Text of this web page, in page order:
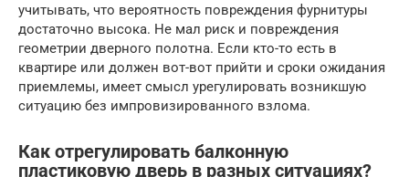
учитывать, что вероятность повреждения фурнитуры
достаточно высока. Не мал риск и повреждения
геометрии дверного полотна. Если кто-то есть в
квартире или должен вот-вот прийти и сроки ожидания
приемлемы, имеет смысл урегулировать возникшую
ситуацию без импровизированного взлома.
Как отрегулировать балконную
пластиковую дверь в разных ситуациях?